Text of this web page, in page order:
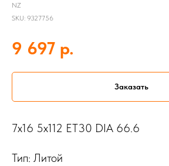
NZ
SKU: 9327756
9 697 р.
Заказать
7x16 5x112 ET30 DIA 66.6
Тип: Литой